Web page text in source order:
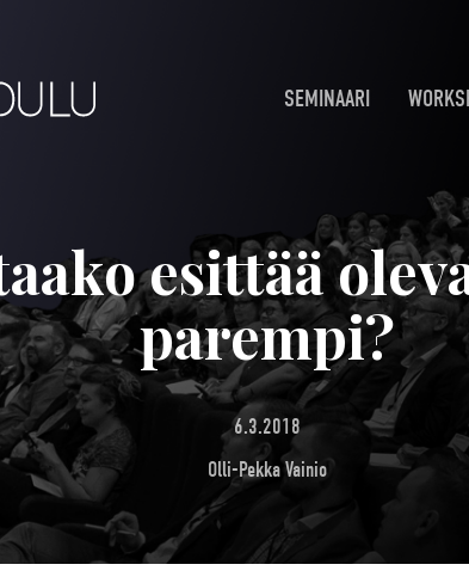
SEMINAARI
esittää
parempi?
6.3.2018
Olli-Pekka Vainio